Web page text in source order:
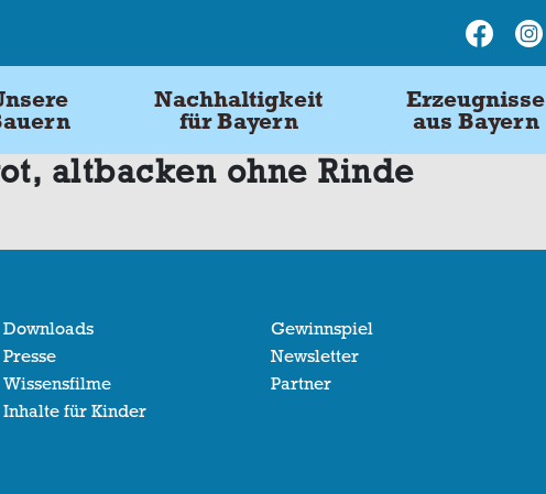
Nachhaltigkeit
für Bayern
Erzeugnisse
aus Bayern
altbacken ohne Rinde
Downloads
Presse
Wissensfilme
Inhalte für Kinder
Gewinnspiel
Newsletter
Partner